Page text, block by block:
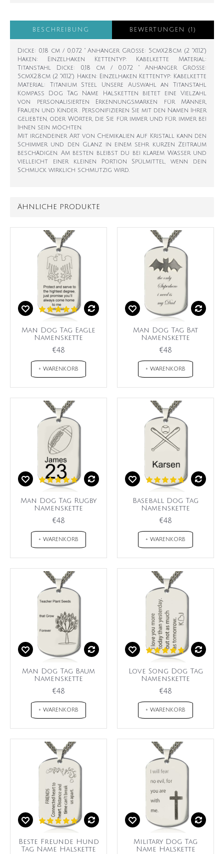
BESCHREIBUNG BEWERTUNGEN (1)
Dicke: 0,18 cm / 0,072 " Anhänger Größe: 5cmX2.8cm (2 "X1.12")
Haken: Einzelhaken Kettentyp: Kabelkette Material:
Titanstahl Dicke: 0,18 cm / 0,072 " Anhänger Größe:
5cmX2.8cm (2 "X1.12") Haken: Einzelhaken Kettentyp: Kabelkette
Material: Titanium Steel Unsere Auswahl an Titanstahl
Kompass Dog Tag Name Halsketten bietet eine Vielzahl
von personalisierten Erkennungsmarken für Männer,
Frauen und Kinder . Personifizieren Sie mit den Namen Ihrer
geliebten, oder Wörter, die Sie für immer und für immer bei
Ihnen sein möchten.
Mit irgendeiner Art von Chemikalien auf Kristall kann den
Schimmer und den Glanz in einem sehr kurzen Zeitraum
beschädigen. Am besten bleibst du bei klarem Wasser und
vielleicht einer kleinen Portion Spülmittel, wenn dein
Schmuck wirklich schmutzig wird.
ÄHNLICHE PRODUKTE
Man Dog Tag Eagle
Namenskette
€48
+ WARENKORB
Man Dog Tag Bat
Namenskette
€48
+ WARENKORB
Man Dog Tag Rugby
Namenskette
€48
+ WARENKORB
Baseball Dog Tag
Namenskette
€48
+ WARENKORB
Man Dog Tag Baum
Namenskette
€48
+ WARENKORB
Love Song Dog Tag
Namenskette
€48
+ WARENKORB
Beste Freunde Hund
Tag Name Halskette
Military Dog Tag
Name Halskette